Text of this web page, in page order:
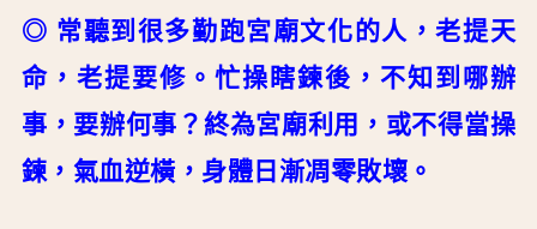
◎ 常聽到很多勤跑宮廟文化的人，老提天
命，老提要修。忙操瞎鍊後，不知到哪辦
事，要辦何事？終為宮廟利用，或不得當操
鍊，氣血逆橫，身體日漸凋零敗壞。